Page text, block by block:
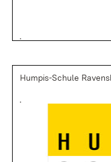
Humpis-Schule